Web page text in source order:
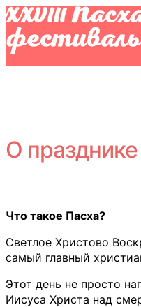
О празднике
Что такое Пасха?
Светлое Христово
самый главный
Этот день не просто
Иисуса Христа над